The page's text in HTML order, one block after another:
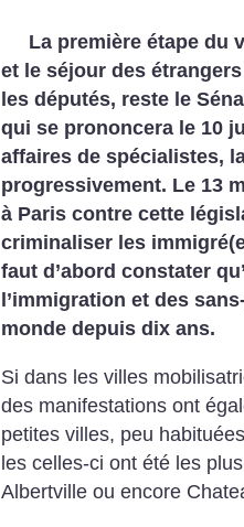
La première étape du
et le séjour des
les députés, reste le
qui se prononcera le 10
affaires de spécialistes,
progressivement. Le 13
à Paris contre cette
criminaliser les
faut d’abord constater
l’immigration et des
monde depuis dix ans.
Si dans les villes
des manifestations ont
petites villes, peu
les celles-ci ont été les
Albertville ou encore